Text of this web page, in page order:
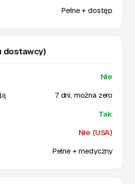
Pełne + dostęp
dostawcy)
Nie
7 dni, można zero
Tak
Nie (USA)
Pełne + medyczny